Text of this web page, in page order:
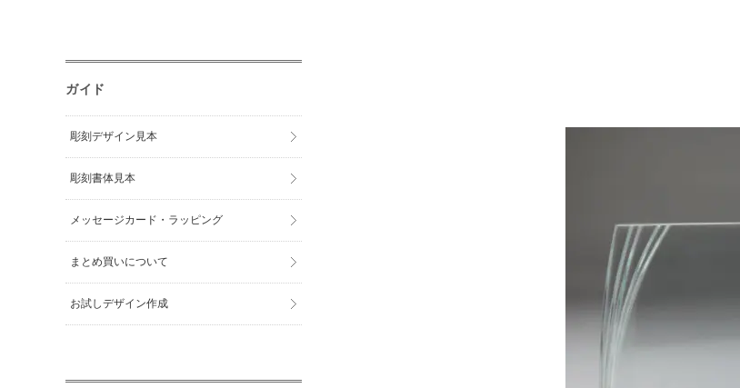
ガイド
彫刻デザイン見本
彫刻書体見本
メッセージカード・ラッピング
まとめ買いについて
お試しデザイン作成